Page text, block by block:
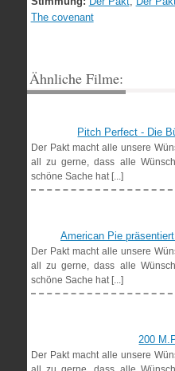
The covenant
Ähnliche Filme:
Pitch Perfect - Die
Der Pakt macht alle unsere
all zu gerne, dass alle
schöne Sache hat [...]
American Pie
Der Pakt macht alle unsere
all zu gerne, dass alle
schöne Sache hat [...]
200
Der Pakt macht alle unsere